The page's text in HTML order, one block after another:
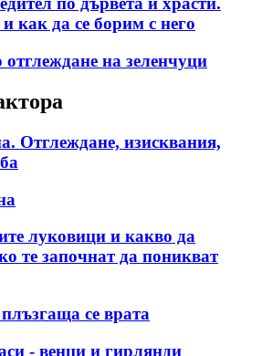
как да се борим с него
на зеленчуци
Отглеждане, изисквания,
луковици и какво да
те започнат да поникват
се врата
- венци и гирлянди